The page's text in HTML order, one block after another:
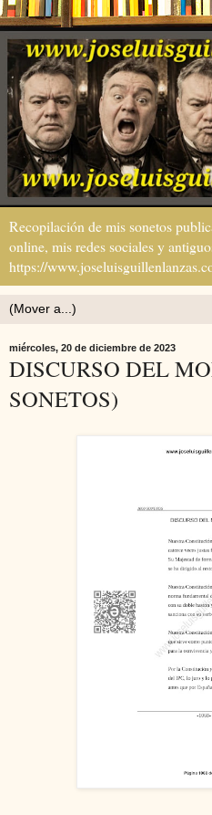
Recopilación de mis sonetos
online, mis redes sociales y
https://
miércoles, 20 de diciembre de 2023
DISCURSO DEL
SONETOS)